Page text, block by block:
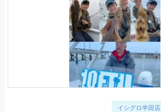
イシグロ半田店